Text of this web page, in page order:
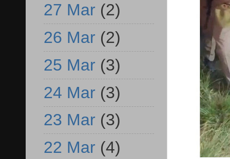
27 Mar (2)
26 Mar (2)
25 Mar (3)
24 Mar (3)
23 Mar (3)
22 Mar (4)